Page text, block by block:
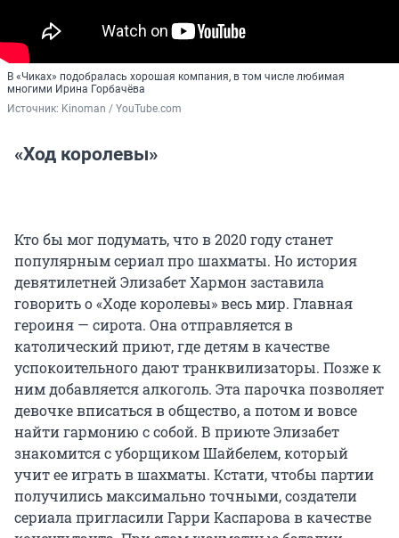
В «Чиках» подобралась хорошая компания, в том числе любимая
многими Ирина Горбачёва
Источник: Kinoman / YouTube.com
«Ход королевы»
Кто бы мог подумать, что в 2020 году станет
популярным сериал про шахматы. Но история
девятилетней Элизабет Хармон заставила
говорить о «Ходе королевы» весь мир. Главная
героиня — сирота. Она отправляется в
католический приют, где детям в качестве
успокоительного дают транквилизаторы. Позже к
ним добавляется алкоголь. Эта парочка позволяет
девочке вписаться в общество, а потом и вовсе
найти гармонию с собой. В приюте Элизабет
знакомится с уборщиком Шайбелем, который
учит ее играть в шахматы. Кстати, чтобы партии
получились максимально точными, создатели
сериала пригласили Гарри Каспарова в качестве